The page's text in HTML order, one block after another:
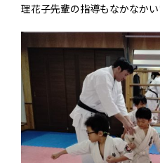
理花子先輩の指導もなかなかい